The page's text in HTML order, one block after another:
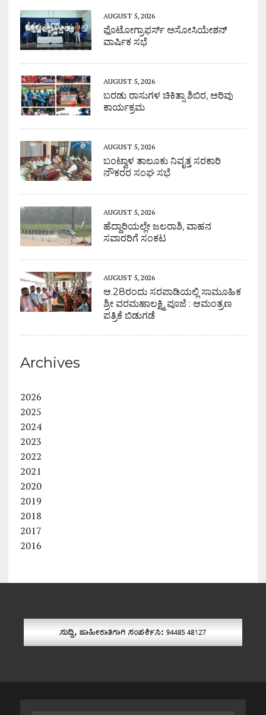
AUGUST 5, 2026
ಫೊಟೋಗ್ರಾಫರ್ಸ್ ಅಸೋಸಿಯೇಶನ್
ವಾರ್ಷಿಕ ಸಭೆ
AUGUST 5, 2026
ಬರಡು ರಾಸುಗಳ ಚಿಕಿತ್ಸಾ ಶಿಬಿರ, ಅರಿವು
ಕಾರ್ಯಕ್ರಮ
AUGUST 5, 2026
ಬಂಟ್ವಾಳ ತಾಲೂಕು ನಿವೃತ್ತ ಸರಕಾರಿ
ನೌಕರರ ಸಂಘ ಸಭೆ
AUGUST 5, 2026
ಹೆದ್ದಾರಿಯಲ್ಲೇ ಜಲರಾಶಿ, ವಾಹನ
ಸವಾರರಿಗೆ ಸಂಕಟ
AUGUST 5, 2026
ಆ.28ರಂದು ಸರಪಾಡಿಯಲ್ಲಿ ಸಾಮೂಹಿಕ
ಶ್ರೀ ವರಮಹಾಲಕ್ಷ್ಮಿ ಪೂಜೆ : ಆಮಂತ್ರಣ
ಪತ್ರಿಕೆ ಬಿಡುಗಡೆ
Archives
2026
2025
2024
2023
2022
2021
2020
2019
2018
2017
2016